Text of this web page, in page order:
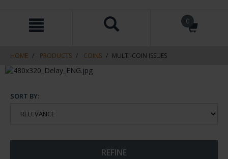
navigation
0
HOME PRODUCTS COINS MULTI-COIN ISSUES
SORT BY:
REFINE